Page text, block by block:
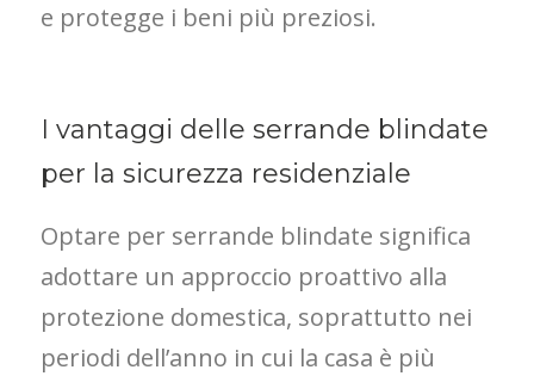
e protegge i beni più preziosi.
I vantaggi delle serrande blindate
per la sicurezza residenziale
Optare per serrande blindate significa
adottare un approccio proattivo alla
protezione domestica, soprattutto nei
periodi dell’anno in cui la casa è più